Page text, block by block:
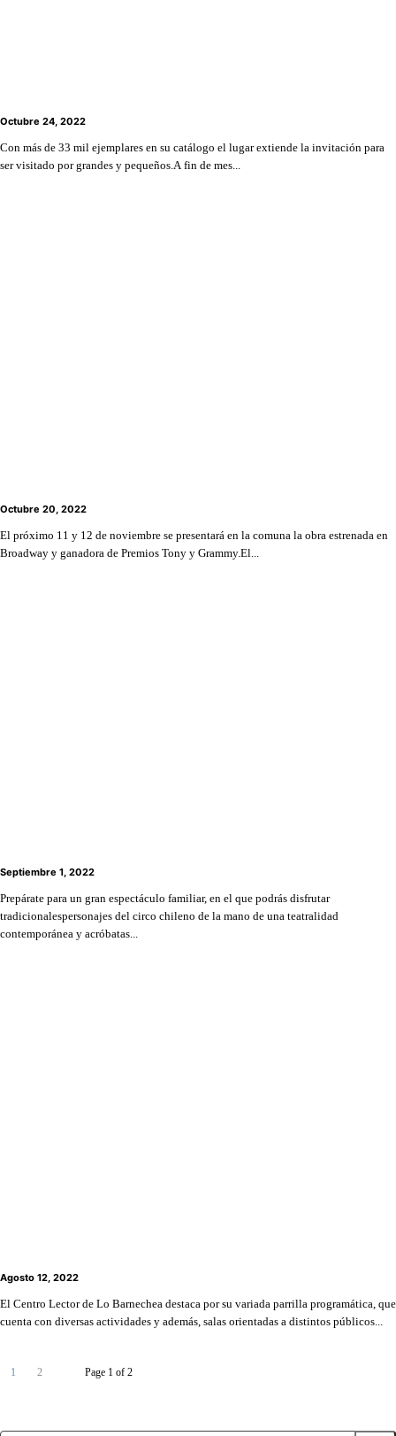
Octubre 24, 2022
Con más de 33 mil ejemplares en su catálogo el lugar extiende la invitación para
ser visitado por grandes y pequeños.A fin de mes...
Octubre 20, 2022
El próximo 11 y 12 de noviembre se presentará en la comuna la obra estrenada en
Broadway y ganadora de Premios Tony y Grammy.El...
Septiembre 1, 2022
Prepárate para un gran espectáculo familiar, en el que podrás disfrutar
tradicionalespersonajes del circo chileno de la mano de una teatralidad
contemporánea y acróbatas...
Agosto 12, 2022
El Centro Lector de Lo Barnechea destaca por su variada parrilla programática, que
cuenta con diversas actividades y además, salas orientadas a distintos públicos...
1 2 Page 1 of 2